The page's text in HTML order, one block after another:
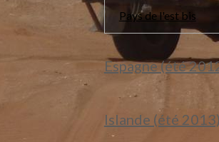
Pays de l'est bis
Espagne (été
Islande (été 2013)